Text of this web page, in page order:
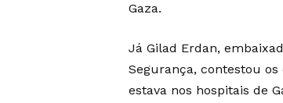
Gaza.
Já Gilad Erdan,
Segurança, contestou
estava nos hospitais de